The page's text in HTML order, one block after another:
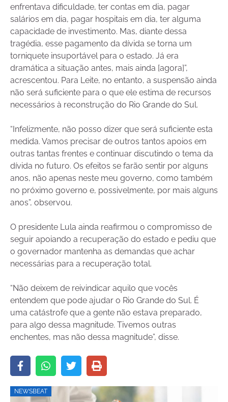
enfrentava dificuldade, ter contas em dia, pagar
salários em dia, pagar hospitais em dia, ter alguma
capacidade de investimento. Mas, diante dessa
tragédia, esse pagamento da dívida se torna um
torniquete insuportável para o estado. Já era
dramática a situação antes, mais ainda [agora]”,
acrescentou. Para Leite, no entanto, a suspensão ainda
não será suficiente para o que ele estima de recursos
necessários à reconstrução do Rio Grande do Sul.
“Infelizmente, não posso dizer que será suficiente esta
medida. Vamos precisar de outros tantos apoios em
outras tantas frentes e continuar discutindo o tema da
dívida no futuro. Os efeitos se farão sentir por alguns
anos, não apenas neste meu governo, como também
no próximo governo e, possivelmente, por mais alguns
anos”, observou.
O presidente Lula ainda reafirmou o compromisso de
seguir apoiando a recuperação do estado e pediu que
o governador mantenha as demandas que achar
necessárias para a recuperação total.
“Não deixem de reivindicar aquilo que vocês
entendem que pode ajudar o Rio Grande do Sul. É
uma catástrofe que a gente não estava preparado,
para algo dessa magnitude. Tivemos outras
enchentes, mas não dessa magnitude”, disse.
NEWSBEAT